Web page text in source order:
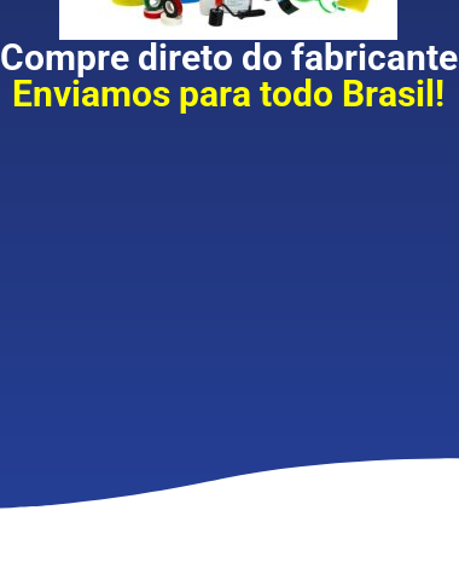
Compre direto do fabricante
Enviamos para todo Brasil!